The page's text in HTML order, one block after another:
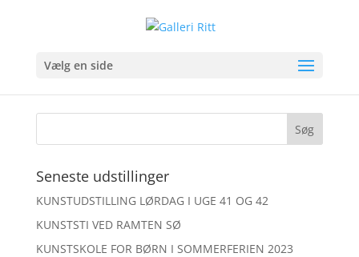
Vælg en side
Raku kugle
Seneste udstillinger
KUNSTUDSTILLING LØRDAG I UGE 41 OG 42
KUNSTSTI VED RAMTEN SØ
KUNSTSKOLE FOR BØRN I SOMMERFERIEN 2023